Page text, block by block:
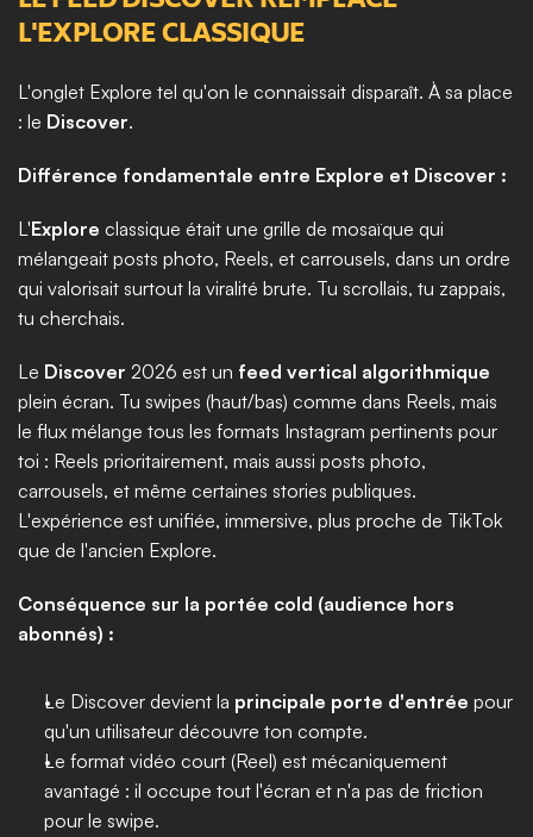
L'EXPLORE CLASSIQUE
L'onglet Explore tel qu'on le connaissait disparaît. À sa place
: le Discover.
Différence fondamentale entre Explore et Discover :
L'Explore classique était une grille de mosaïque qui
mélangeait posts photo, Reels, et carrousels, dans un ordre
qui valorisait surtout la viralité brute. Tu scrollais, tu zappais,
tu cherchais.
Le Discover 2026 est un feed vertical algorithmique
plein écran. Tu swipes (haut/bas) comme dans Reels, mais
le flux mélange tous les formats Instagram pertinents pour
toi : Reels prioritairement, mais aussi posts photo,
carrousels, et même certaines stories publiques.
L'expérience est unifiée, immersive, plus proche de TikTok
que de l'ancien Explore.
Conséquence sur la portée cold (audience hors
abonnés) :
Le Discover devient la principale porte d'entrée pour
qu'un utilisateur découvre ton compte.
Le format vidéo court (Reel) est mécaniquement
avantagé : il occupe tout l'écran et n'a pas de friction
pour le swipe.